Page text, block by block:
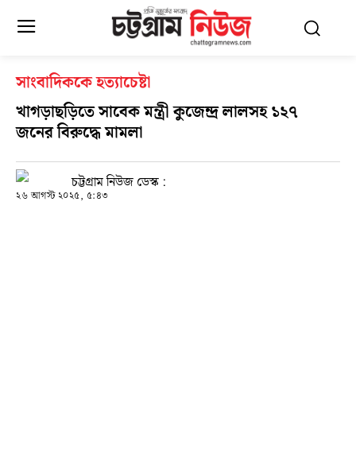
সাংবাদিককে হত্যাচেষ্টা
খাগড়াছড়িতে সাবেক মন্ত্রী কুজেন্দ্র লালসহ ১২৭
জনের বিরুদ্ধে মামলা
চট্টগ্রাম নিউজ ডেস্ক :
২৬ আগস্ট ২০২৫, ৫:৪৩